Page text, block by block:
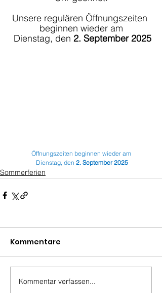
Unsere regulären Öffnungszeiten
beginnen wieder am
Dienstag, den 2. September 2025
Öffnungszeiten beginnen wieder am
Dienstag, den 2. September 2025
Sommerferien
Kommentare
Kommentar verfassen...